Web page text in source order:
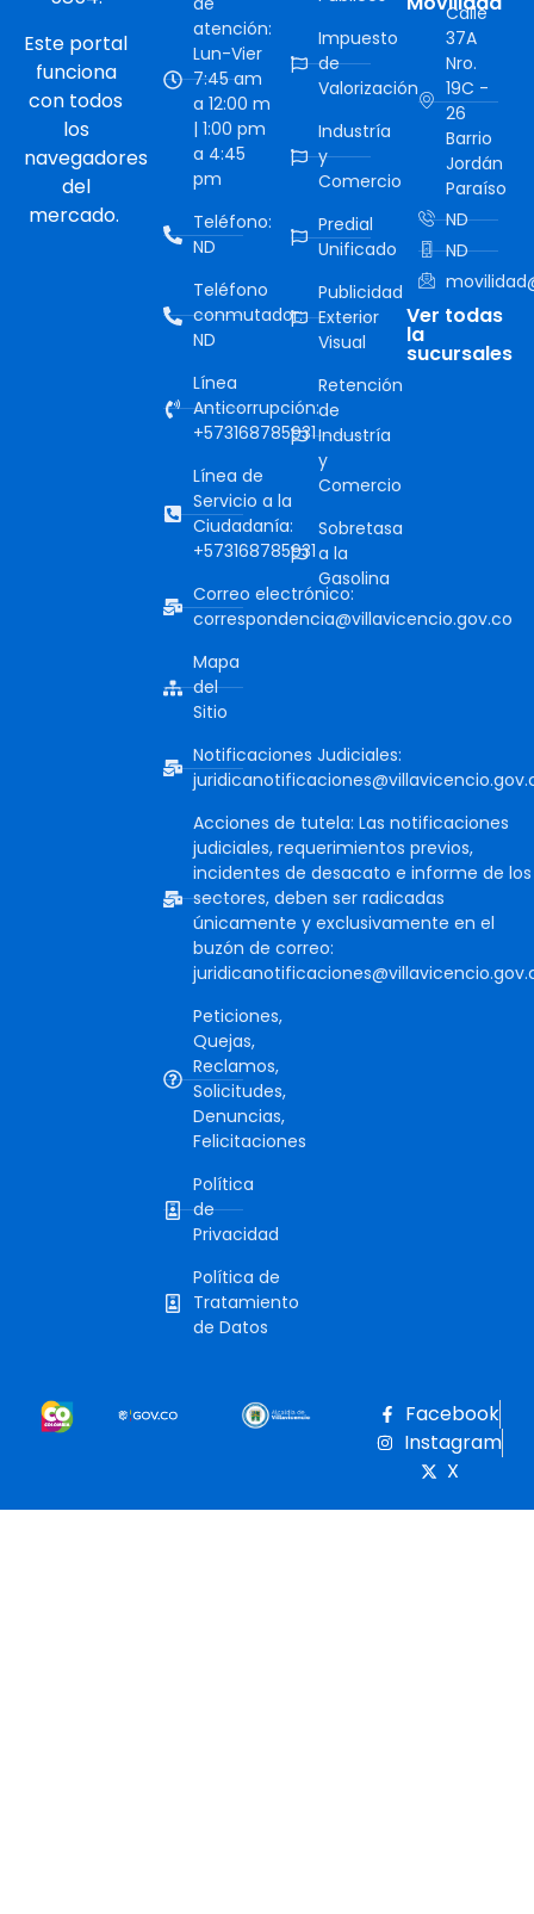
Este portal
funciona
con todos
los
navegadores
del
mercado.
atención:
Lun-Vier
7:45 am
a 12:00 m
| 1:00 pm
a 4:45
pm
Teléfono:
ND
Teléfono
conmutador:
ND
Línea
Anticorrupción:
+573168785931
Línea de
Servicio a la
Ciudadanía:
+573168785931
Correo electrónico:
correspondencia@villavicencio.gov.co
Mapa
del
Sitio
Notificaciones Judiciales:
Acciones de tutela: Las notificaciones
judiciales, requerimientos previos,
incidentes de desacato e informe de los
sectores, deben ser radicadas
únicamente y exclusivamente en el
buzón de correo:
Peticiones,
Quejas,
Reclamos,
Solicitudes,
Denuncias,
Felicitaciones
Política
de
Privacidad
Política de
Tratamiento
de Datos
Impuesto
de
Valorización
Industría
y
Comercio
Predial
Unificado
Publicidad
Exterior
Visual
Retención
de
Industría
y
Comercio
Sobretasa
a la
Gasolina
Calle
37A
Nro.
19C -
26
Barrio
Jordán
Paraíso
ND
ND
Ver todas
la
sucursales
Facebook
Instagram
X